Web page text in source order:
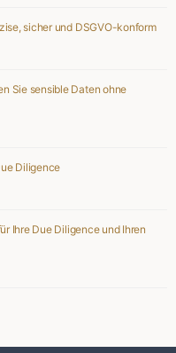
sicher und DSGVO-konform
Sie sensible Daten ohne
Diligence
Ihre Due Diligence und Ihren